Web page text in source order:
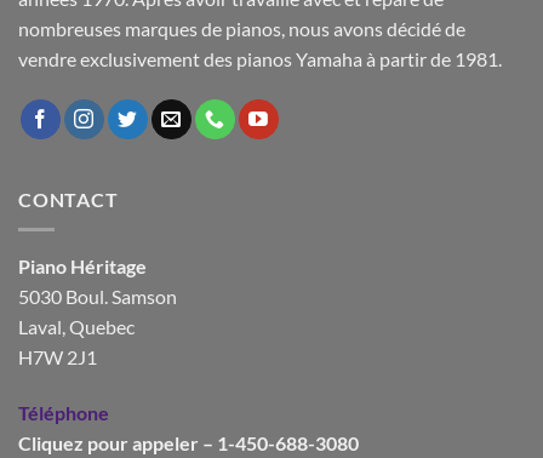
nombreuses marques de pianos, nous avons décidé de
vendre exclusivement des pianos Yamaha à partir de 1981.
CONTACT
Piano Héritage
5030 Boul. Samson
Laval, Quebec
H7W 2J1
Téléphone
Cliquez pour appeler – 1-450-688-3080